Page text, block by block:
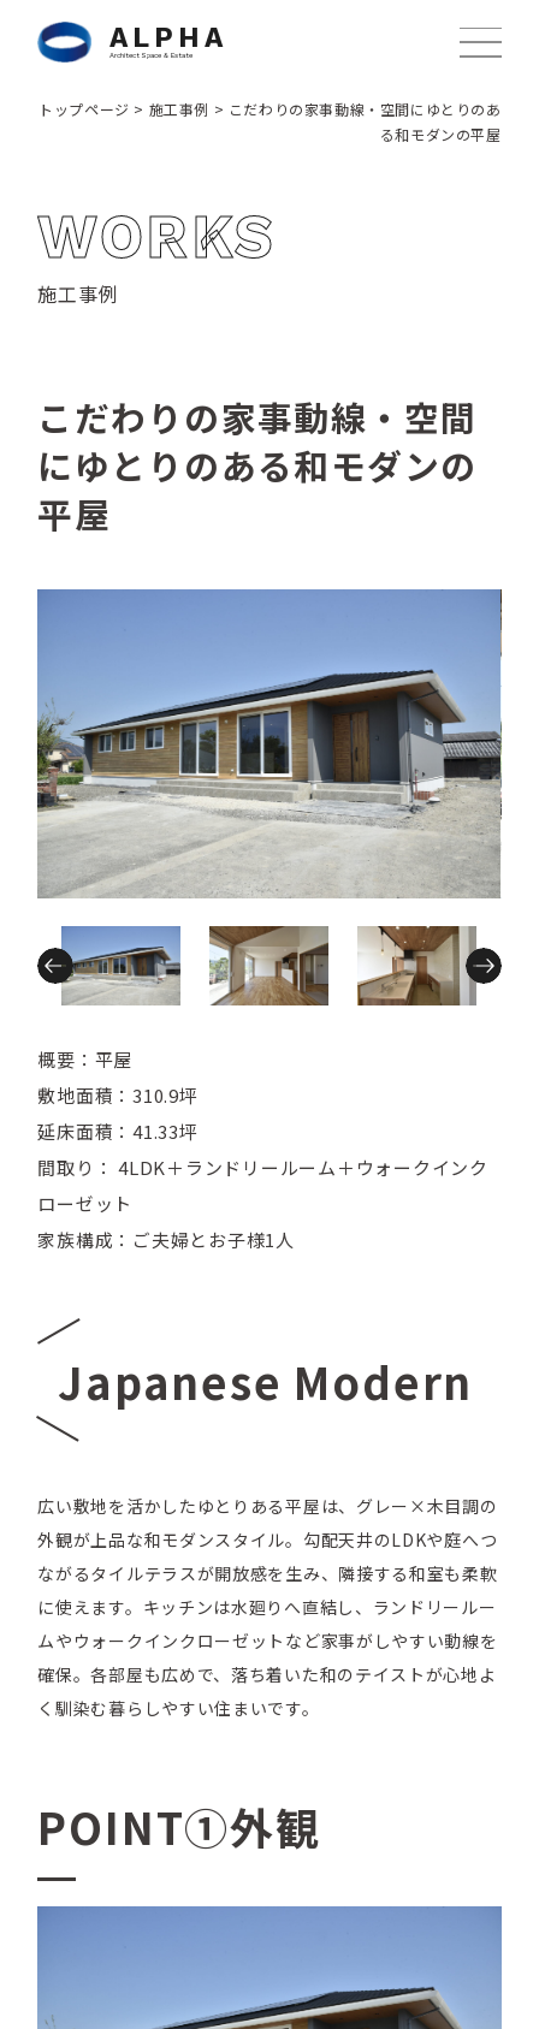
ALPHA
Architect Space & Estate
トップページ > 施工事例 > こだわりの家事動線・空間にゆとりのあ
る和モダンの平屋
WORKS
施工事例
こだわりの家事動線・空間
にゆとりのある和モダンの
平屋
概要：平屋
敷地面積：310.9坪
延床面積：41.33坪
間取り： 4LDK＋ランドリールーム＋ウォークインク
ローゼット
家族構成：ご夫婦とお子様1人
Japanese Modern
広い敷地を活かしたゆとりある平屋は、グレー×木目調の
外観が上品な和モダンスタイル。勾配天井のLDKや庭へつ
ながるタイルテラスが開放感を生み、隣接する和室も柔軟
に使えます。キッチンは水廻りへ直結し、ランドリールー
ムやウォークインクローゼットなど家事がしやすい動線を
確保。各部屋も広めで、落ち着いた和のテイストが心地よ
く馴染む暮らしやすい住まいです。
POINT①外観